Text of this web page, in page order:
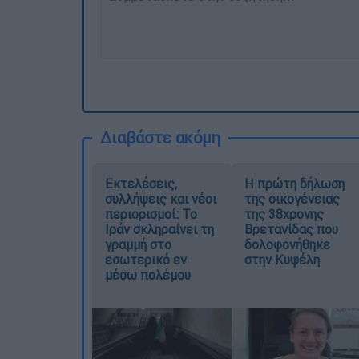
Διαβάστε ακόμη
Εκτελέσεις,
συλλήψεις και νέοι
περιορισμοί: Το
Ιράν σκληραίνει τη
γραμμή στο
εσωτερικό εν
μέσω πολέμου
Η πρώτη δήλωση
της οικογένειας
της 38χρονης
Βρετανίδας που
δολοφονήθηκε
στην Κυψέλη